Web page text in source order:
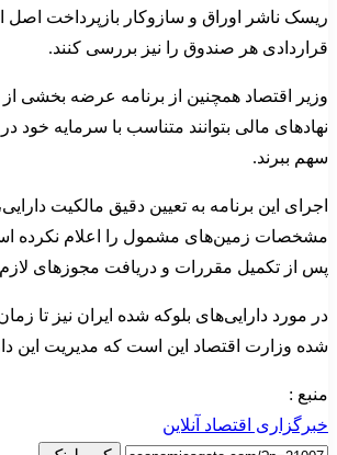
ریسک ناشر اوراق و سازوکار بازپرداخت اصل
قراردادی هر صندوق را نیز بررسی کنند.
وزیر اقتصاد همچنین از برنامه عرضه بخشی
نهادهای مالی بتوانند متناسب با سرمایه
سهم ببرند.
اجرای این برنامه به تعیین دقیق مالکیت
مشخصات زمین‌های مشمول را اعلام نکرده
پس از تکمیل مقررات و دریافت مجوزهای
در مورد دارایی‌های بلوکه شده ایران نیز تا
شده وزارت اقتصاد این است که مدیریت این
منبع :
خبرگزاری اقتصاد آنلاین